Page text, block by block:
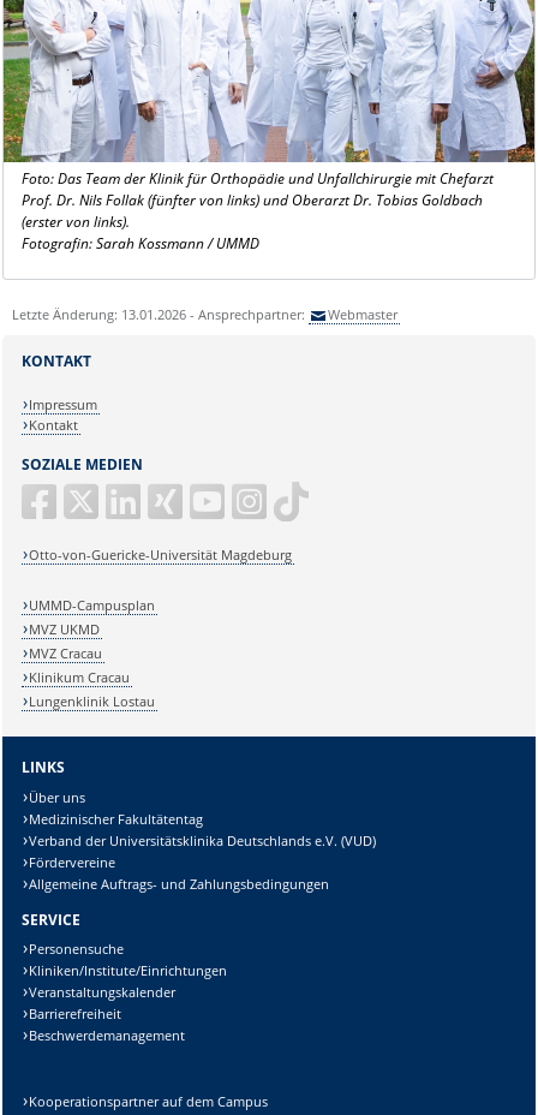
Foto: Das Team der Klinik für Orthopädie und Unfallchirurgie mit Chefarzt
Prof. Dr. Nils Follak (fünfter von links) und Oberarzt Dr. Tobias Goldbach
(erster von links).
Fotografin: Sarah Kossmann / UMMD
Letzte Änderung: 13.01.2026 - Ansprechpartner: Webmaster
SOZIALE MEDIEN
Otto-von-Guericke-Universität Magdeburg
KONTAKT
Impressum
Kontakt
UMMD-Campusplan
MVZ UKMD
MVZ Cracau
Klinikum Cracau
Lungenklinik Lostau
LINKS
Über uns
Medizinischer Fakultätentag
Verband der Universitätsklinika Deutschlands e.V. (VUD)
Fördervereine
Allgemeine Auftrags- und Zahlungsbedingungen
SERVICE
Personensuche
Kliniken/Institute/Einrichtungen
Veranstaltungskalender
Barrierefreiheit
Beschwerdemanagement
Kooperationspartner auf dem Campus